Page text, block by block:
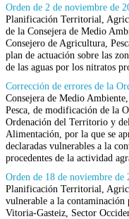
Orden de 2 de noviembre de
Planificación Territorial,
de la Consejera de Medio
Consejero de Agricultura,
plan de actuación sobre las
de las aguas por los nitratos
Corrección de errores de la
Consejera de Me­dio
Pesca, de modificación de la
Ordenación del Territorio y
Alimentación, por la que se
declaradas vulnerables a la
proce­dentes de la actividad
Orden de 18 de noviembre de
Planificación Terri­torial,
vulnerable a la
Vitoria-Gasteiz, Sector